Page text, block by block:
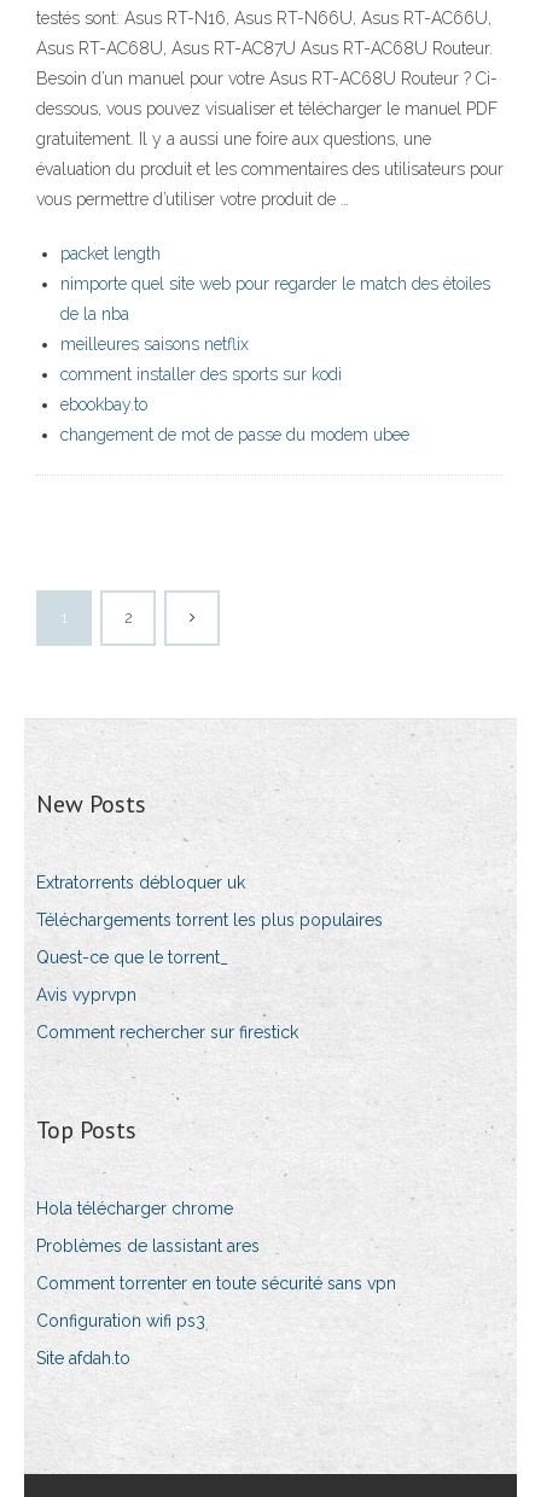
testés sont: Asus RT-N16, Asus RT-N66U, Asus RT-AC66U,
Asus RT-AC68U, Asus RT-AC87U Asus RT-AC68U Routeur.
Besoin d’un manuel pour votre Asus RT-AC68U Routeur ? Ci-
dessous, vous pouvez visualiser et télécharger le manuel PDF
gratuitement. Il y a aussi une foire aux questions, une
évaluation du produit et les commentaires des utilisateurs pour
vous permettre d’utiliser votre produit de …
packet length
nimporte quel site web pour regarder le match des étoiles
de la nba
meilleures saisons netflix
comment installer des sports sur kodi
ebookbay.to
changement de mot de passe du modem ubee
1 2
New Posts
Extratorrents débloquer uk
Téléchargements torrent les plus populaires
Quest-ce que le torrent_
Avis vyprvpn
Comment rechercher sur firestick
Top Posts
Hola télécharger chrome
Problèmes de lassistant ares
Comment torrenter en toute sécurité sans vpn
Configuration wifi ps3
Site afdah.to